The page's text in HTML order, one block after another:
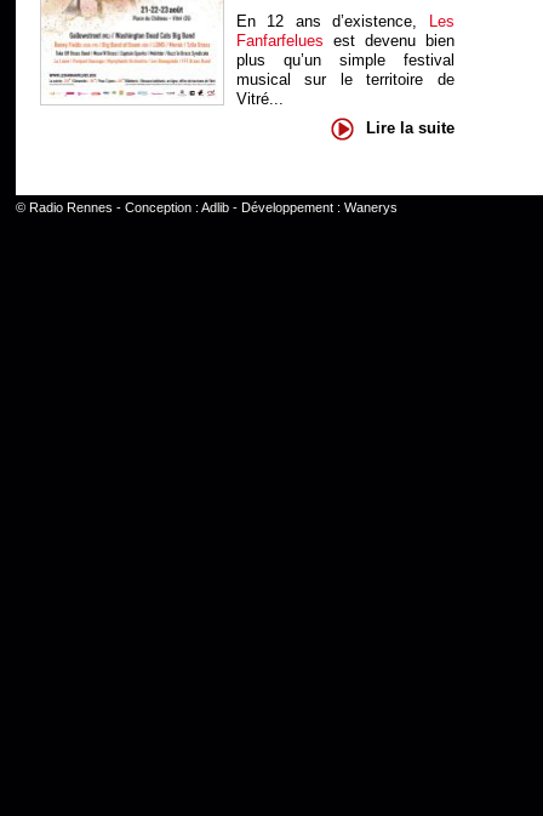
En 12 ans d’existence, Les
Fanfarfelues est devenu bien
plus qu’un simple festival
musical sur le territoire de
Vitré...
Lire la suite
© Radio Rennes - Conception : Adlib- Développement : Wanerys